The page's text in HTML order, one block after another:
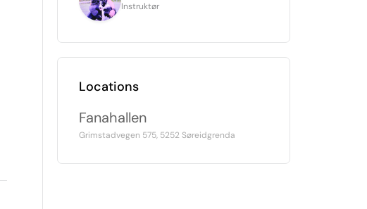
Instruktør
Locations
Fanahallen
Grimstadvegen 575, 5252 Søreidgrenda